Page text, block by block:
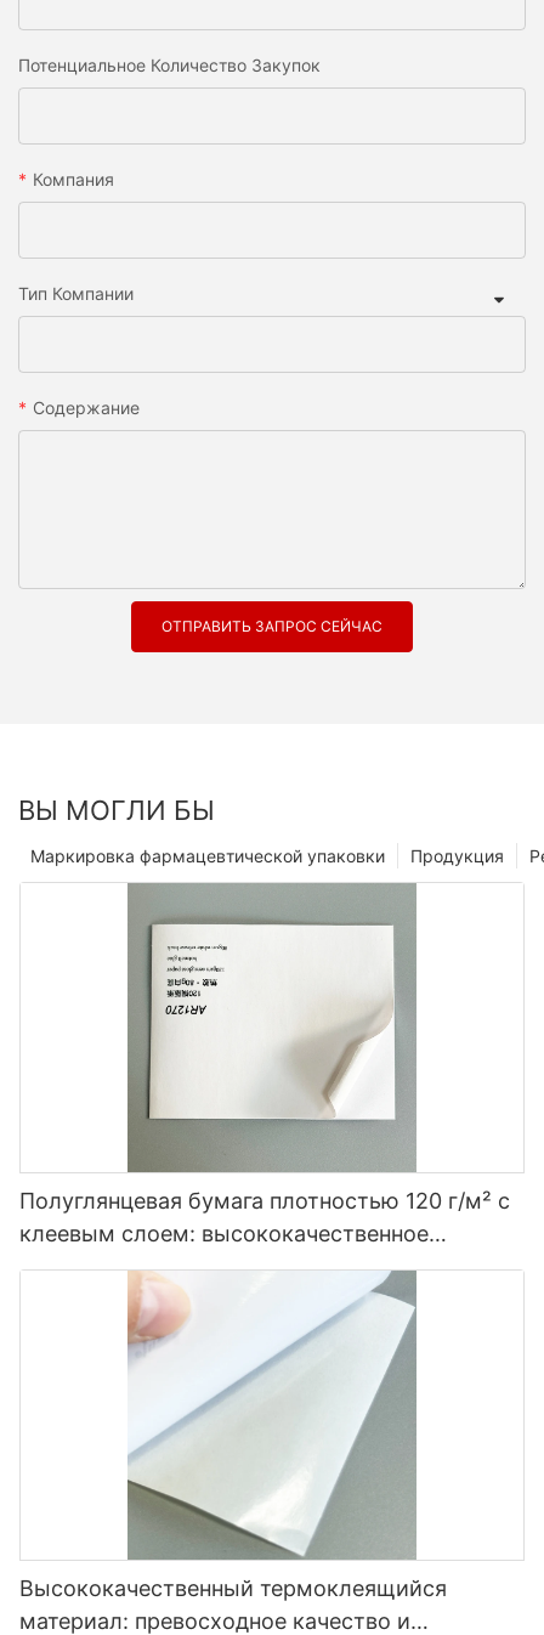
Потенциальное Количество Закупок
Компания
Тип Компании
Содержание
ОТПРАВИТЬ ЗАПРОС СЕЙЧАС
ВЫ МОГЛИ БЫ
Продукция
Маркировка фармацевтической упаковки
Полуглянцевая бумага плотностью 120 г/м² с
клеевым слоем: высококачественное
решение для маркировки.
Высококачественный термоклеящийся
материал: превосходное качество и